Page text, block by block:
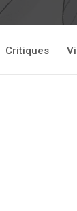
Critiques